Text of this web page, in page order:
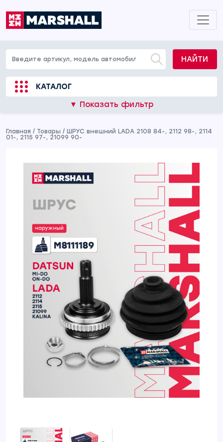
НАЙТИ
КАТАЛОГ
▼ Показать фильтр
Главная / Товары / ШРУС внешний LADA 2108 84-, 2112 98-, 2114
01-, 2115 97-, 21099 90-